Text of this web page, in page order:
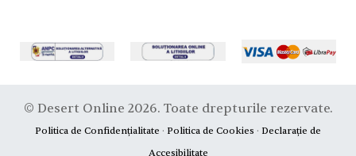
© Desert Online 2026. Toate drepturile rezervate.
Politica de Confidențialitate · Politica de Cookies · Declarație de
Accesibilitate